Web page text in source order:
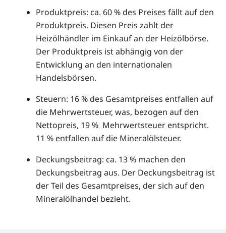
Produktpreis: ca. 60 % des Preises fällt auf den
Produktpreis. Diesen Preis zahlt der
Heizölhändler im Einkauf an der Heizölbörse.
Der Produktpreis ist abhängig von der
Entwicklung an den internationalen
Handelsbörsen.
Steuern: 16 % des Gesamtpreises entfallen auf
die Mehrwertsteuer, was, bezogen auf den
Nettopreis, 19 % Mehrwertsteuer entspricht.
11 % entfallen auf die Mineralölsteuer.
Deckungsbeitrag: ca. 13 % machen den
Deckungsbeitrag aus. Der Deckungsbeitrag ist
der Teil des Gesamtpreises, der sich auf den
Mineralölhandel bezieht.